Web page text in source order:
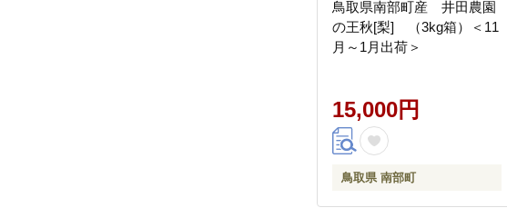
鳥取県南部町産 井田農園
の王秋[梨] （3kg箱）＜11
月～1月出荷＞
15,000円
鳥取県 南部町